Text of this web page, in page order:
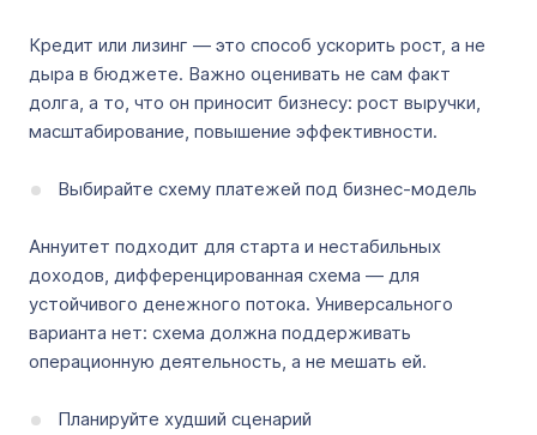
Кредит или лизинг — это способ ускорить рост, а не
дыра в бюджете. Важно оценивать не сам факт
долга, а то, что он приносит бизнесу: рост выручки,
масштабирование, повышение эффективности.
Выбирайте схему платежей под бизнес-модель
Аннуитет подходит для старта и нестабильных
доходов, дифференцированная схема — для
устойчивого денежного потока. Универсального
варианта нет: схема должна поддерживать
операционную деятельность, а не мешать ей.
Планируйте худший сценарий